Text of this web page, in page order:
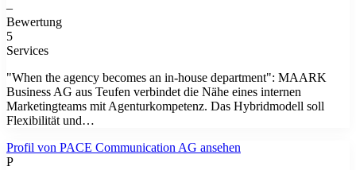
–
Bewertung
5
Services
"When the agency becomes an in-house department": MAARK
Business AG aus Teufen verbindet die Nähe eines internen
Marketingteams mit Agenturkompetenz. Das Hybridmodell soll
Flexibilität und…
Profil von PACE Communication AG ansehen
P